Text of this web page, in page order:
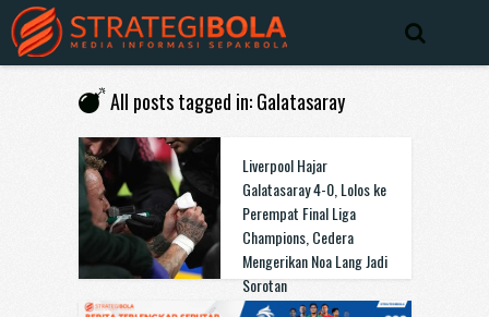
All posts tagged in: Galatasaray
Liverpool Hajar
Galatasaray 4-0, Lolos ke
Perempat Final Liga
Champions, Cedera
Mengerikan Noa Lang Jadi
Sorotan